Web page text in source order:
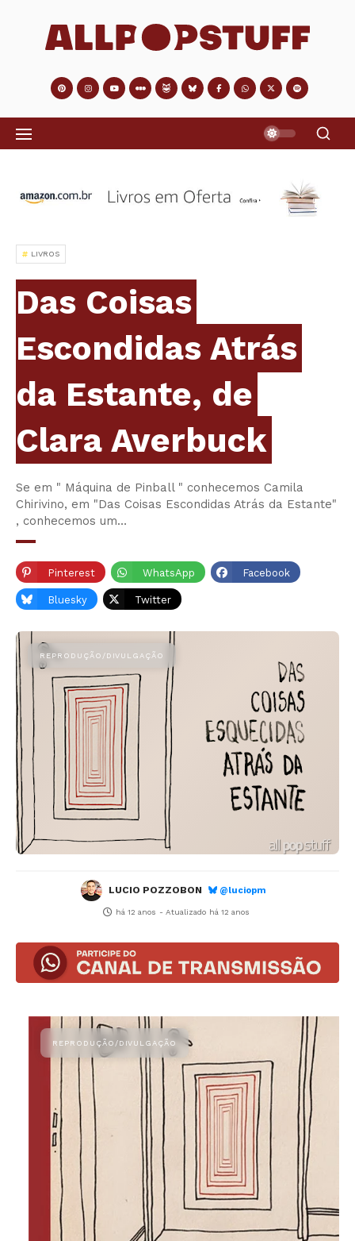
LIVROS
Das Coisas
Escondidas Atrás
da Estante, de
Clara Averbuck
Se em " Máquina de Pinball " conhecemos Camila
Chirivino, em "Das Coisas Escondidas Atrás da Estante"
, conhecemos um…
Pinterest WhatsApp Facebook
Bluesky Twitter
LUCIO POZZOBON @luciopm
há 12 anos - Atualizado há 12 anos